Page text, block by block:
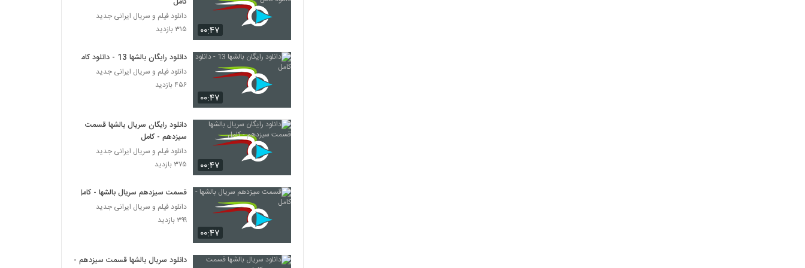
۰۰:۴۷
دانلود فیلم و سریال ایرانی جدید
۳۱۵ بازدید
۰۰:۴۷
دانلود رایگان بالشها 13 - دانلود کامل
دانلود فیلم و سریال ایرانی جدید
۴۵۶ بازدید
۰۰:۴۷
دانلود رایگان سریال بالشها قسمت
سیزدهم - کامل
دانلود فیلم و سریال ایرانی جدید
۳۷۵ بازدید
۰۰:۴۷
قسمت سیزدهم سریال بالشها - کامل
دانلود فیلم و سریال ایرانی جدید
۳۹۹ بازدید
دانلود سریال بالشها قسمت سیزدهم -